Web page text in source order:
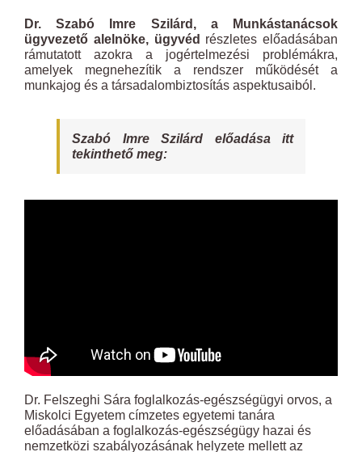
Dr. Szabó Imre Szilárd, a Munkástanácsok
ügyvezető alelnöke, ügyvéd részletes előadásában
rámutatott azokra a jogértelmezési problémákra,
amelyek megnehezítik a rendszer működését a
munkajog és a társadalombiztosítás aspektusaiból.
Szabó Imre Szilárd előadása itt
tekinthető meg:
Dr. Felszeghi Sára foglalkozás-egészségügyi orvos, a
Miskolci Egyetem címzetes egyetemi tanára
előadásában a foglalkozás-egészségügy hazai és
nemzetközi szabályozásának helyzete mellett az